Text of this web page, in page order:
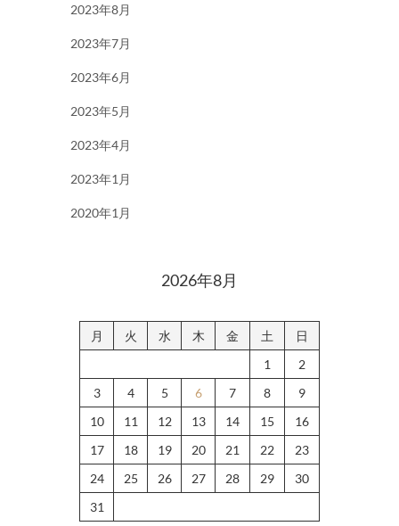
2023年8月
2023年7月
2023年6月
2023年5月
2023年4月
2023年1月
2020年1月
2026年8月
月 火 水 木 金 土
日
1
2
3
4 5 6 7 8
9
10
11 12 13 14 15
16
17
18 19 20 21 22
23
24
25 26 27 28 29
30
31